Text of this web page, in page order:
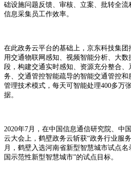
础设施问题反馈、审核、立案、批转全
信息采集员工作效率。
在此政务云平台的基础上，京东科技集团
用交通物联网感知、视频智能分析、大
段，构建交通实时感知、资源充分整合
务、交通管控智能疏导的智能交通管控
管理技术模式，每天可智能处理400多万
据。
2020年7月，在中国信息通信研究院、中
云大会上，鹤壁政务云斩获“政务行业服
月，鹤壁入选河南省新型智慧城市试点
国示范性新型智慧城市”的试点目标。